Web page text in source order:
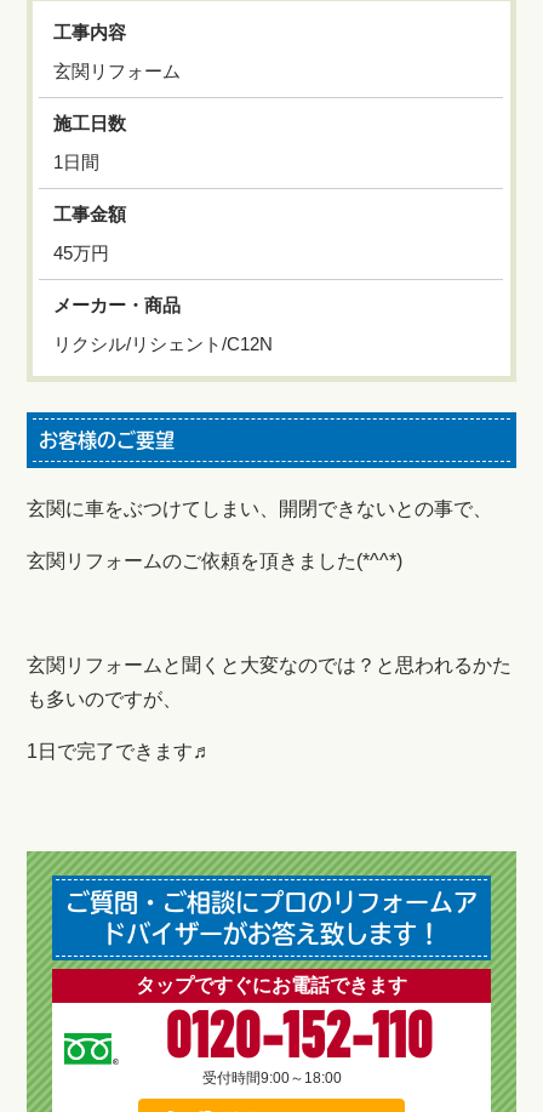
工事内容
玄関リフォーム
施工日数
1日間
工事金額
45万円
メーカー・商品
リクシル/リシェント/C12N
お客様のご要望
玄関に車をぶつけてしまい、開閉できないとの事で、
玄関リフォームのご依頼を頂きました(*^^*)
玄関リフォームと聞くと大変なのでは？と思われるかた
も多いのですが、
1日で完了できます♬
ご質問・ご相談にプロのリフォームア
ドバイザーがお答え致します！
タップですぐにお電話できます
0120-152-110
受付時間9:00～18:00